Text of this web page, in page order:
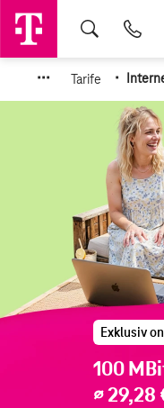
··· Tarife ·
Exklusiv
100
∅ 29,28